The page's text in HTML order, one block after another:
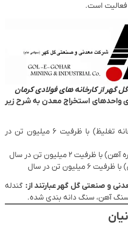
از کارخانه های فولادی کرمان
واحدهای استخراج معدن به شرح زیر
خطوط ۱، ۲ و ۳ (کارخانه تغلیظ) با ظرفیت ۶ میلیون تن در
و صنعتی گل گهر عبارتند از: گندله
آهن، سنگ ‌دانه ‌بندی شده.